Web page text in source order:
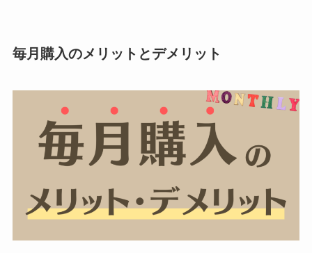
毎月購入のメリットとデメリット